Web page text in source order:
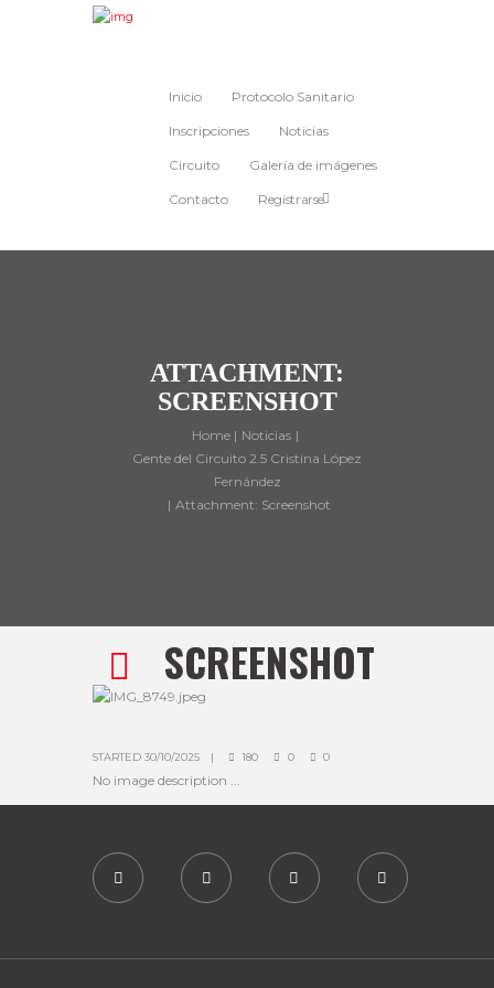
Inicio Protocolo Sanitario
Inscripciones Noticias
Circuito Galería de imágenes
Contacto Registrarse
ATTACHMENT:
SCREENSHOT
Home
Noticias
Gente del Circuito 2.5 Cristina López
Fernández
Attachment: Screenshot
SCREENSHOT
STARTED 30/10/2025 180 0 0
No image description ...